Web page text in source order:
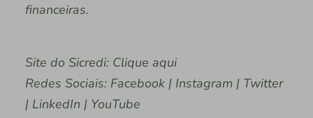
financeiras.
Site do Sicredi: Clique aqui
Redes Sociais: Facebook | Instagram | Twitter
| LinkedIn | YouTube